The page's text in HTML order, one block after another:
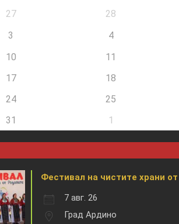
27 28
3
4
10
11
17
18
24
25
31
1
Фестивал на чистите храни
7 авг. 26
Град Ардино